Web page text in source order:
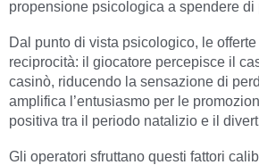
propensione psicologica a spendere
Dal punto di vista psicologico, le
reciprocità: il giocatore percepisce il
casinò, riducendo la sensazione di
amplifica l’entusiasmo per le
positiva tra il periodo natalizio e il
Gli operatori sfruttano questi fattori